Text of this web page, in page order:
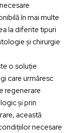
în mai multe
la diferite tipuri
și chirurgie
o soluție
care urmăresc
regenerare
și prin
această
necesare